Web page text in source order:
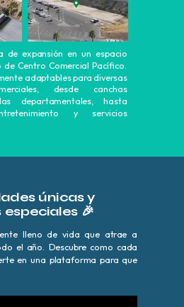
únicas y
especiales 🎉
lleno de vida que atrae a
el año. Descubre como cada
en una plataforma para que
de expansión en un espacio
Centro Comercial Pacífico.
adaptables para diversas
desde canchas
departamentales, hasta
y servicios